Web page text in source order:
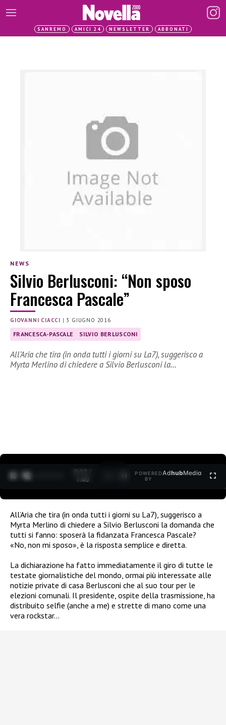
SANREMO AMICI 24 NEWSLETTER ABBONATI
NEWS
Silvio Berlusconi: “Non sposo
Francesca Pascale”
GIOVANNI CIACCI |3 GIUGNO 2016
FRANCESCA-PASCALE SILVIO BERLUSCONI
All’Aria che tira (in onda tutti i giorni su La7), suggerisco a
Myrta Merlino di chiedere a Silvio Berlusconi la…
0:12 /
1:40
POWERED
BY
AdhubMedia
All’Aria che tira (in onda tutti i giorni su La7), suggerisco a
Myrta Merlino di chiedere a Silvio Berlusconi la domanda che
tutti si fanno: sposerà la fidanzata Francesca Pascale?
«No, non mi sposo», è la risposta semplice e diretta.
La dichiarazione ha fatto immediatamente il giro di tutte le
testate giornalistiche del mondo, ormai più interessate alle
notizie private di casa Berlusconi che al suo tour per le
elezioni comunali. Il presidente, ospite della trasmissione, ha
distribuito selfie (anche a me) e strette di mano come una
vera rockstar…